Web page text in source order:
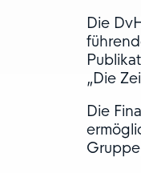
Die
„Die
Die